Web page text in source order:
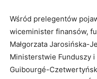
Wśród prelegentów
wiceminister finansów,
Małgorzata Jarosińska-
Ministerstwie Funduszy
Guibourgé-